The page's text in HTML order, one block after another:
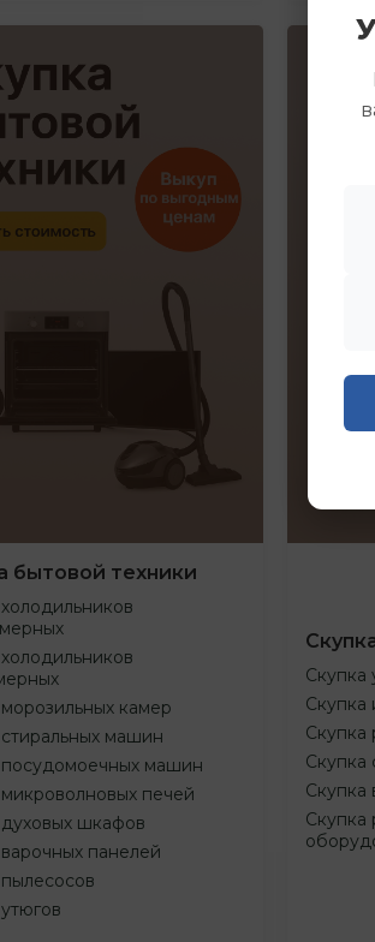
бытовой техники
камер
машин
посудомоечных машин
печей
шкафов
панелей
Скупка
Скупка
Скупка
Скупка
Скупка
Скупка